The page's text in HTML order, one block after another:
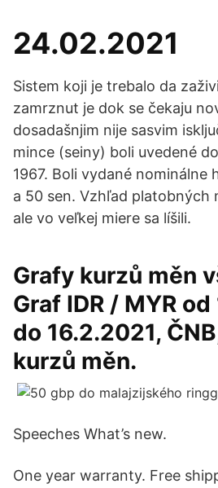
24.02.2021
Sistem koji je trebalo da
zamrznut je dok se čekaju
dosadašnjim nije sasvim
mince (seiny) boli uvedené
1967. Boli vydané nominálne
a 50 sen. Vzhľad platobných
ale vo veľkej miere sa líšili.
Grafy kurzů měn
Graf IDR / MYR
do 16.2.2021,
kurzů měn.
Speeches What’s new.
One year warranty. Free